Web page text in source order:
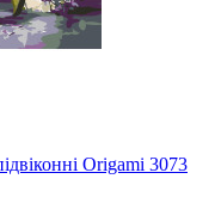
Origami 3073